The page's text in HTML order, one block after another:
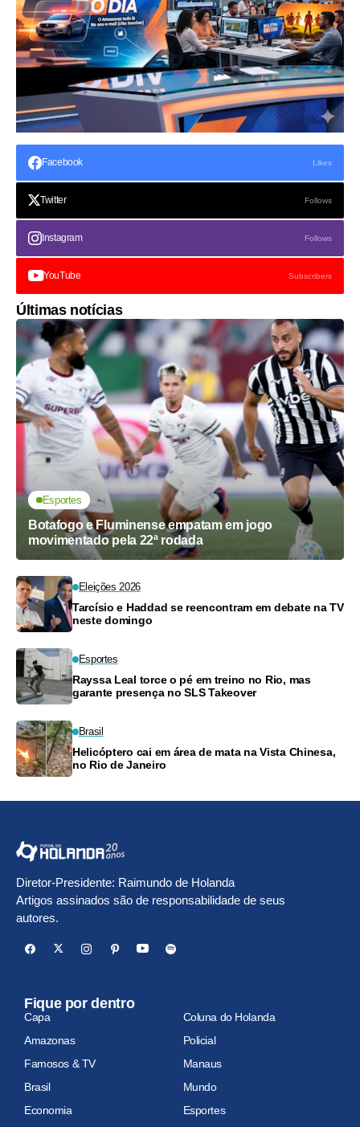
Facebook Likes
Twitter Follows
Instagram Follows
YouTube Subscribers
Últimas notícias
Esportes
Botafogo e Fluminense empatam em jogo
movimentado pela 22ª rodada
Eleições 2026
Tarcísio e Haddad se reencontram em debate na TV
neste domingo
Esportes
Rayssa Leal torce o pé em treino no Rio, mas
garante presença no SLS Takeover
Brasil
Helicóptero cai em área de mata na Vista Chinesa,
no Rio de Janeiro
Diretor-Presidente: Raimundo de Holanda
Artigos assinados são de responsabilidade de seus
autores.
Fique por dentro
Capa
Coluna do Holanda
Amazonas
Policial
Famosos & TV
Manaus
Brasil
Mundo
Economia
Esportes